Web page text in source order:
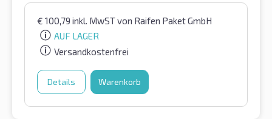
€ 100,79 inkl. MwSTvon Raifen Paket GmbH
AUF LAGER
Versandkostenfrei
Details Warenkorb